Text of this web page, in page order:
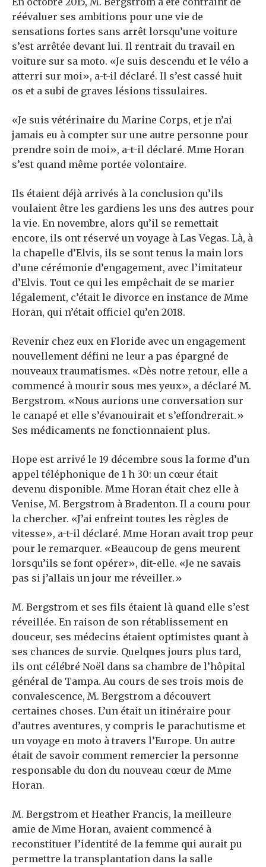
réévaluer ses ambitions pour une vie de
sensations fortes sans arrêt lorsqu’une voiture
s’est arrêtée devant lui. Il rentrait du travail en
voiture sur sa moto. «Je suis descendu et le vélo a
atterri sur moi», a-t-il déclaré. Il s’est cassé huit
os et a subi de graves lésions tissulaires.
«Je suis vétérinaire du Marine Corps, et je n’ai
jamais eu à compter sur une autre personne pour
prendre soin de moi», a-t-il déclaré. Mme Horan
s’est quand même portée volontaire.
Ils étaient déjà arrivés à la conclusion qu’ils
voulaient être les gardiens les uns des autres pour
la vie. En novembre, alors qu’il se remettait
encore, ils ont réservé un voyage à Las Vegas. Là, à
la chapelle d’Elvis, ils se sont tenus la main lors
d’une cérémonie d’engagement, avec l’imitateur
d’Elvis. Tout ce qui les empêchait de se marier
légalement, c’était le divorce en instance de Mme
Horan, qui n’était officiel qu’en 2018.
Revenir chez eux en Floride avec un engagement
nouvellement défini ne leur a pas épargné de
nouveaux traumatismes. «Dès notre retour, elle a
commencé à mourir sous mes yeux», a déclaré M.
Bergstrom. «Nous aurions une conversation sur
le canapé et elle s’évanouirait et s’effondrerait.»
Ses médicaments ne fonctionnaient plus.
Hope est arrivé le 19 décembre sous la forme d’un
appel téléphonique de 1 h 30: un cœur était
devenu disponible. Mme Horan était chez elle à
Venise, M. Bergstrom à Bradenton. Il a couru pour
la chercher. «J’ai enfreint toutes les règles de
vitesse», a-t-il déclaré. Mme Horan avait trop peur
pour le remarquer. «Beaucoup de gens meurent
lorsqu’ils se font opérer», dit-elle. «Je ne savais
pas si j’allais un jour me réveiller.»
M. Bergstrom et ses fils étaient là quand elle s’est
réveillée. En raison de son rétablissement en
douceur, ses médecins étaient optimistes quant à
ses chances de survie. Quelques jours plus tard,
ils ont célébré Noël dans sa chambre de l’hôpital
général de Tampa. Au cours de ses trois mois de
convalescence, M. Bergstrom a découvert
certaines choses. L’un était un itinéraire pour
d’autres aventures, y compris le parachutisme et
un voyage en moto à travers l’Europe. Un autre
était de savoir comment remercier la personne
responsable du don du nouveau cœur de Mme
Horan.
M. Bergstrom et Heather Francis, la meilleure
amie de Mme Horan, avaient commencé à
reconstituer l’identité de la femme qui aurait pu
permettre la transplantation dans la salle